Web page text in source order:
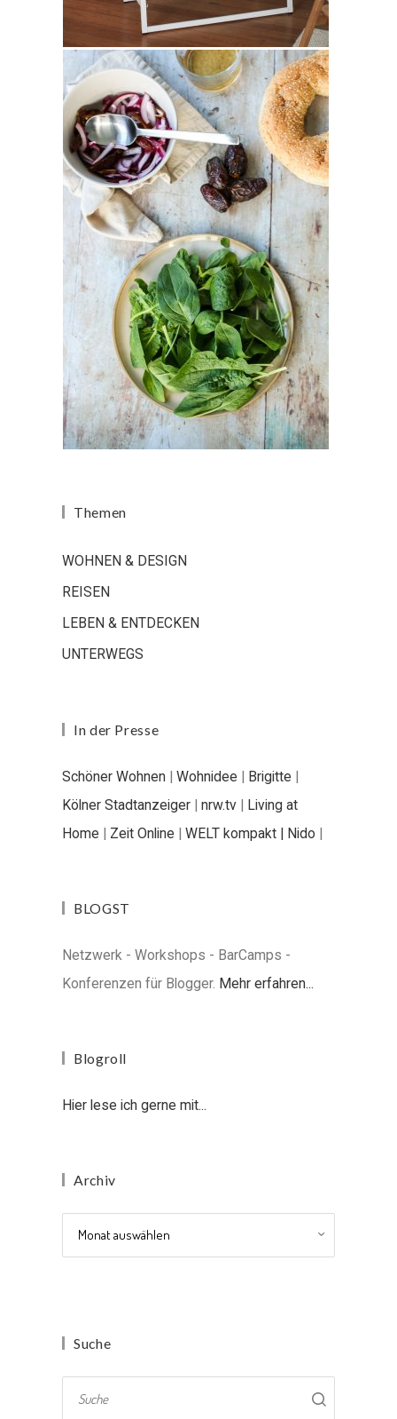
Themen
WOHNEN & DESIGN
REISEN
LEBEN & ENTDECKEN
UNTERWEGS
In der Presse
Schöner Wohnen | Wohnidee | Brigitte |
Kölner Stadtanzeiger | nrw.tv | Living at
Home | Zeit Online | WELT kompakt | Nido |
BLOGST
Netzwerk - Workshops - BarCamps -
Konferenzen für Blogger. Mehr erfahren...
Blogroll
Hier lese ich gerne mit...
Archiv
Suche